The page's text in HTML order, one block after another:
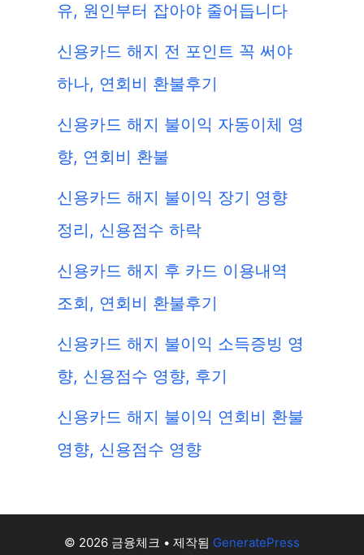
유, 원인부터 잡아야 줄어듭니다
신용카드 해지 전 포인트 꼭 써야
하나, 연회비 환불후기
신용카드 해지 불이익 자동이체 영
향, 연회비 환불
신용카드 해지 불이익 장기 영향
정리, 신용점수 하락
신용카드 해지 후 카드 이용내역
조회, 연회비 환불후기
신용카드 해지 불이익 소득증빙 영
향, 신용점수 영향, 후기
신용카드 해지 불이익 연회비 환불
영향, 신용점수 영향
© 2026 금융체크 • 제작됨 GeneratePress